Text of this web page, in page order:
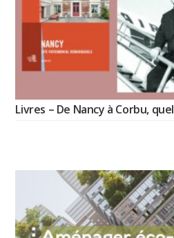
Livres – De Nancy à Corbu,